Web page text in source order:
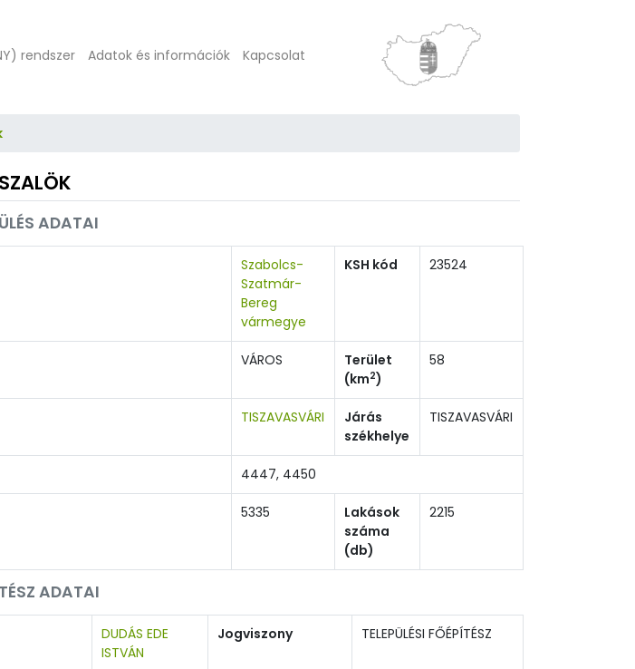
rendszer Adatok és információk Kapcsolat
ADATAI
Szabolcs-
Szatmár-
Bereg
vármegye
KSH kód 23524
VÁROS
Terület
(km2)
58
TISZAVASVÁRI
Járás
székhelye
TISZAVASVÁRI
4447, 4450
5335
Lakások
száma
(db)
2215
ADATAI
DUDÁS EDE
ISTVÁN
Jogviszony TELEPÜLÉSI FŐÉPÍTÉSZ